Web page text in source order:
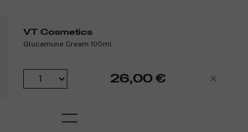
VT Cosmetics
Glucamune Cream 100ml
26,00 €